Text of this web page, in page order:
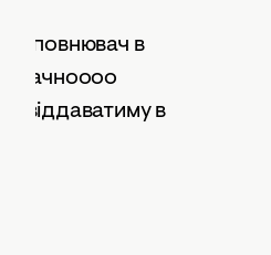
наповнювач в
значноооо
віддаватиму в